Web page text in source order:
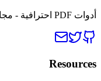
أدوات PDF احترافية - مجانية وخاصة
Resources